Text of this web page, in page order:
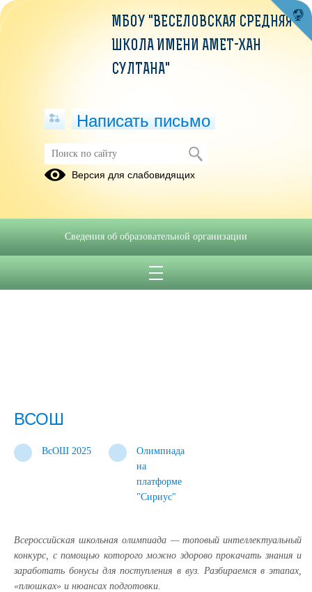
ВСОШ
ВсОШ 2025
Олимпиада
на
платформе
"Сириус"
Всероссийская школьная олимпиада — топовый интеллектуальный
конкурс, с помощью которого можно здорово прокачать знания и
заработать бонусы для поступления в вуз. Разбираемся в этапах,
«плюшках» и нюансах подготовки.
МБОУ "ВЕСЕЛОВСКАЯ СРЕДНЯЯ
ШКОЛА ИМЕНИ АМЕТ-ХАН
СУЛТАНА"
Написать письмо
Версия для слабовидящих
Сведения об образовательной организации